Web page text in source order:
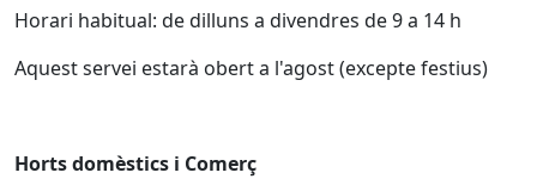
Horari habitual: de dilluns a divendres de 9 a 14 h
Aquest servei estarà obert a l'agost (excepte festius)
Horts domèstics i Comerç